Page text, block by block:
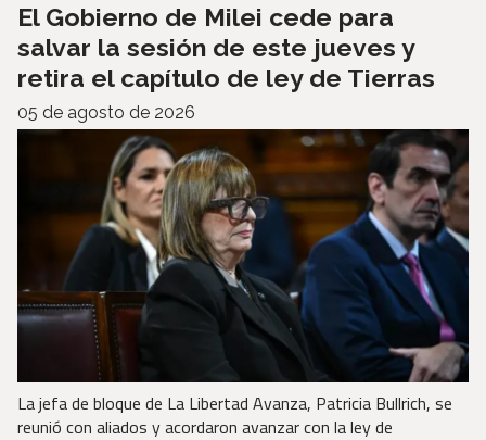
El Gobierno de Milei cede para
salvar la sesión de este jueves y
retira el capítulo de ley de Tierras
05 de agosto de 2026
La jefa de bloque de La Libertad Avanza, Patricia Bullrich, se
reunió con aliados y acordaron avanzar con la ley de